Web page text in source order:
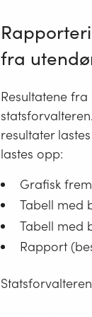
fra
Resultatene
resultater
lastes opp:
Grafisk
Tabell med
Tabell med
Rapport